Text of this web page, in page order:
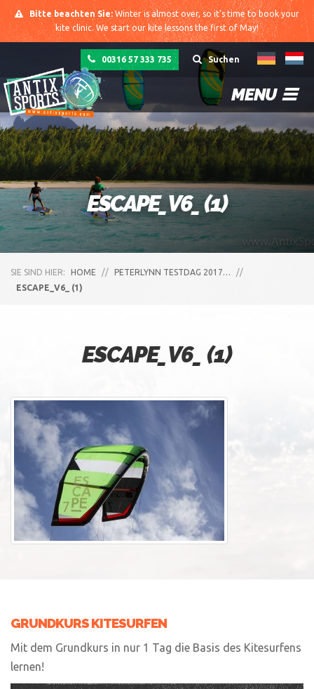
Bitte beachten Sie: Winter is almost over, so it's time to book your
kite clinic. We start our kite lessons the first of May!
Suchen
00316 57 333 735
MENU
ESCAPE_V6_ (1)
SIE SIND HIER: HOME // PETERLYNN TESTDAG 2017…
//
ESCAPE_V6_ (1)
ESCAPE_V6_ (1)
GRUNDKURS KITESURFEN
Mit dem Grundkurs in nur 1 Tag die Basis des Kitesurfens
lernen!